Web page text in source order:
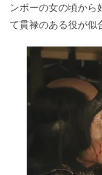
ンボーの女の頃から
て貫禄のある役が似